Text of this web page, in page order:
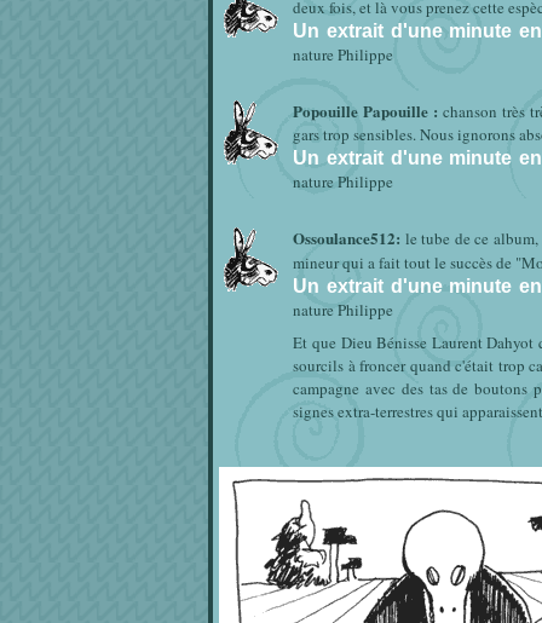
deux fois, et là vous prenez cette
Un extrait d'une minute
nature Philippe
Popouille Papouille :chanson très
gars trop sensibles. Nous ignorons
Un extrait d'une minute
nature Philippe
Ossoulance512: le tube de ce
mineur qui a fait tout le succès de
Un extrait d'une minute
nature Philippe
Et que Dieu Bénisse Laurent Dahyot
sourcils à froncer quand c'était trop
campagne avec des tas de boutons
signes extra-terrestres qui